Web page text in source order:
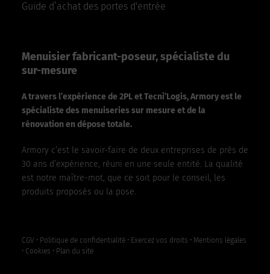
Guide d’achat des portes d'entrée
Menuisier fabricant-poseur, spécialiste du
sur-mesure
A travers l’expérience de 2PL et Tecni’Logis, Armory est le
spécialiste des menuiseries sur mesure et de la
rénovation en dépose totale.
Armory c’est le savoir-faire de deux entreprises de près de
30 ans d’expérience, réuni en une seule entité. La qualité
est notre maître-mot, que ce soit pour le conseil, les
produits proposés ou la pose.
CGV • Politique de confidentialité• Exercez vos droits • Mentions légales
• Cookies • Plan du site